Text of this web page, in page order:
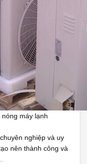
máy lạnh
nghiệp và uy
nên thành công và